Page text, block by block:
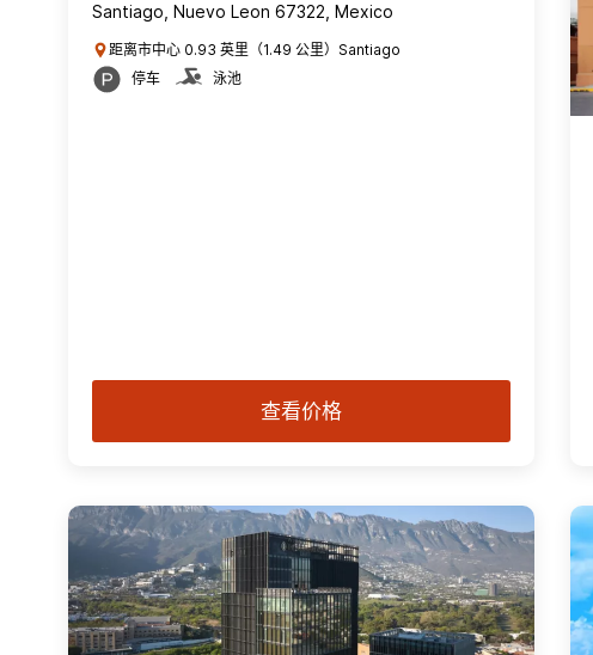
Santiago, Nuevo Leon 67322, Mexico
距离市中心 0.93 英里（1.49 公里）Santiago
停车
泳池
查看价格